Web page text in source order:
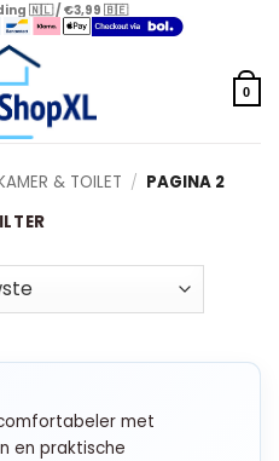
🇳🇱 / €3,99 🇧🇪
0
& TOILET / PAGINA 2
met
en praktische